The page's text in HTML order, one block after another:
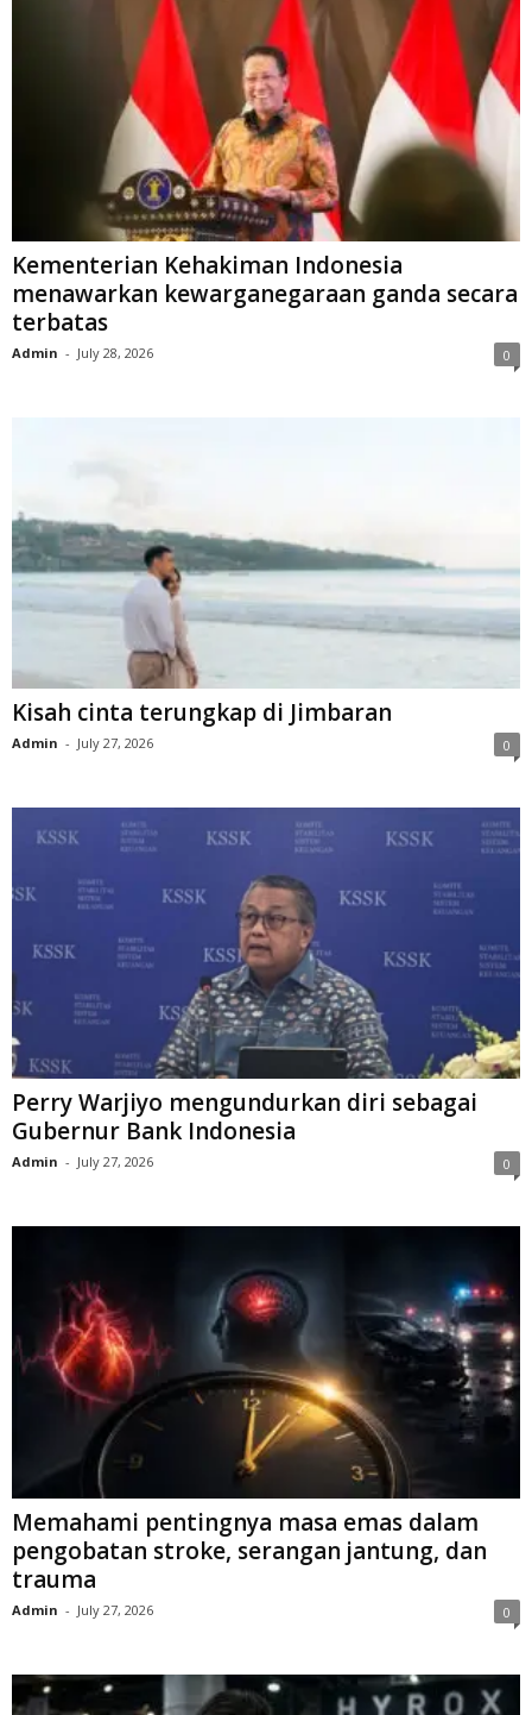
Kementerian Kehakiman Indonesia
menawarkan kewarganegaraan ganda secara
terbatas
Admin - July 28, 2026 0
Kisah cinta terungkap di Jimbaran
Admin - July 27, 2026 0
Perry Warjiyo mengundurkan diri sebagai
Gubernur Bank Indonesia
Admin - July 27, 2026 0
Memahami pentingnya masa emas dalam
pengobatan stroke, serangan jantung, dan
trauma
Admin - July 27, 2026 0